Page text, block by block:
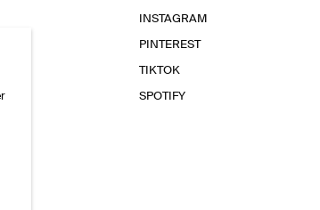
INSTAGRAM
PINTEREST
TIKTOK
SPOTIFY